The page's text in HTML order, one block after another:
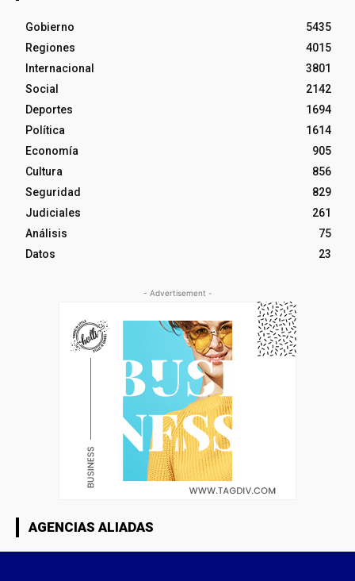
Gobierno
5435
Regiones
4015
Internacional
3801
Social
2142
Deportes
1694
Política
1614
Economía
905
Cultura
856
Seguridad
829
Judiciales
261
Análisis
75
Datos
23
- Advertisement -
AGENCIAS ALIADAS